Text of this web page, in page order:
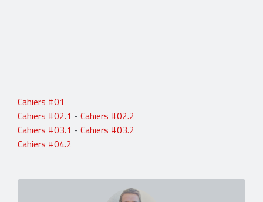
Cahiers #01
Cahiers #02.1 - Cahiers #02.2
Cahiers #03.1 - Cahiers #03.2
Cahiers #04.2